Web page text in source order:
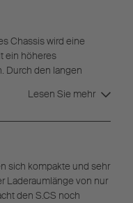
Chassis wird eine
ein höheres
Durch den langen
Lesen Sie mehr
sich kompakte und sehr
Laderaumlänge von nur
den S.CS noch